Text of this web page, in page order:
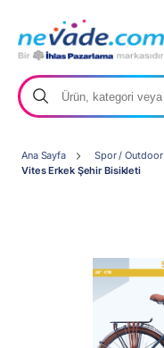
Ana Sayfa Spor / Outdoor
Vites Erkek Şehir Bisikleti